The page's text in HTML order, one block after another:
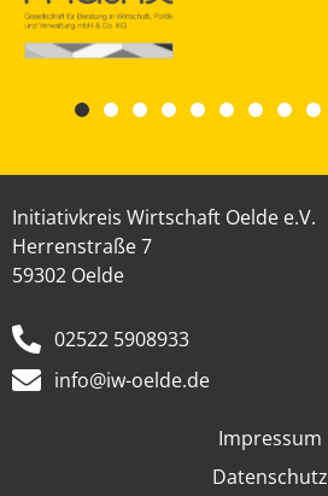
Initiativkreis Wirtschaft Oelde e.V.
Herrenstraße 7
59302 Oelde
02522 5908933
info@iw-oelde.de
Impressum
Datenschutz